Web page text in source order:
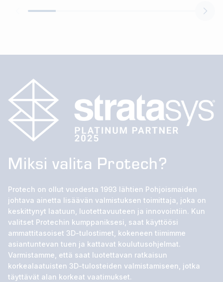
Miksi valita Protech?
Protech on ollut vuodesta 1993 lähtien Pohjoismaiden
johtava ainetta lisäävän valmistuksen toimittaja, joka on
keskittynyt laatuun, luotettavuuteen ja innovointiin. Kun
valitset Protechin kumppaniksesi, saat käyttöösi
ammattitasoiset 3D-tulostimet, kokeneen tiimimme
asiantuntevan tuen ja kattavat koulutusohjelmat.
Varmistamme, että saat luotettavan ratkaisun
korkealaatuisten 3D-tulosteiden valmistamiseen, jotka
täyttävät alan korkeat vaatimukset.